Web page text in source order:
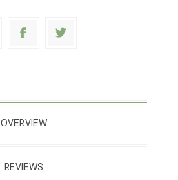
OVERVIEW
REVIEWS